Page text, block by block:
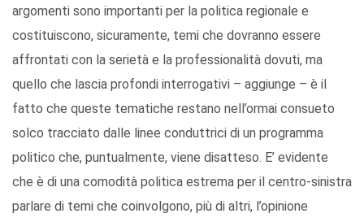
argomenti sono importanti per la politica regionale e
costituiscono, sicuramente, temi che dovranno essere
affrontati con la serietà e la professionalità dovuti, ma
quello che lascia profondi interrogativi – aggiunge – è il
fatto che queste tematiche restano nell’ormai consueto
solco tracciato dalle linee conduttrici di un programma
politico che, puntualmente, viene disatteso. E’ evidente
che è di una comodità politica estrema per il centro-sinistra
parlare di temi che coinvolgono, più di altri, l’opinione